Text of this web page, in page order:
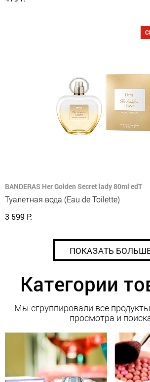
BANDERAS Her Golden Secret lady 80ml edT
Туалетная вода (Eau de Toilette)
3 599 Р.
ПОКАЗАТЬ
Категории
Мы сгруппировали все
просмотра и